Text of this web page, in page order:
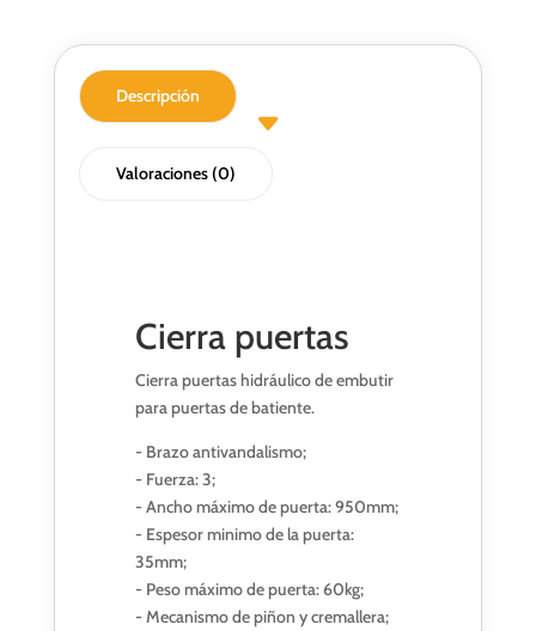
Descripción
Valoraciones (0)
Cierra puertas
Cierra puertas hidráulico de embutir
para puertas de batiente.
- Brazo antivandalismo;
- Fuerza: 3;
- Ancho máximo de puerta: 950mm;
- Espesor minimo de la puerta:
35mm;
- Peso máximo de puerta: 60kg;
- Mecanismo de piñon y cremallera;